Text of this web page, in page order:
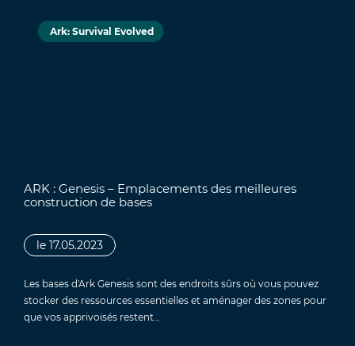
Ark: Survival Evolved
ARK : Genesis – Emplacements des meilleures
construction de bases
le 17.05.2023
Les bases d'Ark Genesis sont des endroits sûrs où vous pouvez
stocker des ressources essentielles et aménager des zones pour
que vos apprivoisés restent…